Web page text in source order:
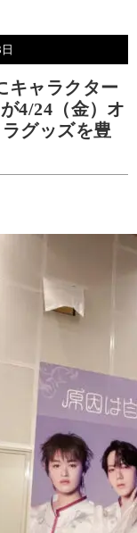
キャラクター
4/24（金）オ
グッズを豊